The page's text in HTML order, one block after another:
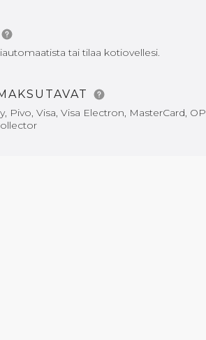
tai tilaa kotiovellesi.
Pivo, Visa, Visa Electron, MasterCard, OP